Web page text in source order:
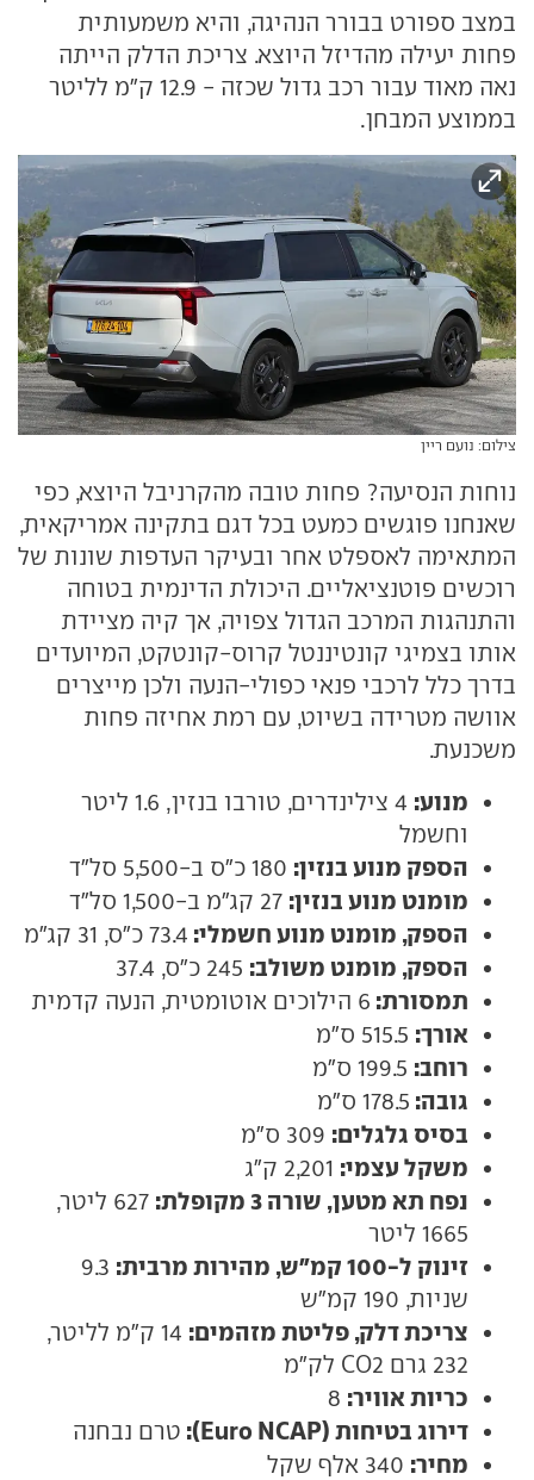
במצב ספורט בבורר הנהיגה, והיא משמעותית
פחות יעילה מהדיזל היוצא. צריכת הדלק הייתה
נאה מאוד עבור רכב גדול שכזה - 12.9 ק"מ לליטר
בממוצע המבחן.
צילום: נועם ריין
נוחות הנסיעה? פחות טובה מהקרניבל היוצא, כפי
שאנחנו פוגשים כמעט בכל דגם בתקינה אמריקאית,
המתאימה לאספלט אחר ובעיקר העדפות שונות של
רוכשים פוטנציאליים. היכולת הדינמית בטוחה
והתנהגות המרכב הגדול צפויה, אך קיה מציידת
אותו בצמיגי קונטיננטל קרוס-קונטקט, המיועדים
בדרך כלל לרכבי פנאי כפולי-הנעה ולכן מייצרים
אוושה מטרידה בשיוט, עם רמת אחיזה פחות
משכנעת.
מנוע:
4 צילינדרים, טורבו בנזין, 1.6 ליטר
וחשמל
הספק מנוע בנזין:
מומנט מנוע בנזין:
הספק, מומנט מנוע חשמלי: 73.4 כ"ס, 31 קג"מ
הספק, מומנט משולב:
תמסורת: 6 הילוכים אוטומטית, הנעה קדמית
אורך:
רוחב:
גובה: 178.5 ס"מ
בסיס גלגלים:
משקל עצמי:
נפח תא מטען, שורה 3 מקופלת:
627 ליטר,
1665 ליטר
זינוק ל-100 קמ"ש, מהירות מרבית:
9.3
שניות, 190 קמ"ש
צריכת דלק, פליטת מזהמים:
14 ק"מ לליטר,
232 גרם CO2 לק"מ
כריות אוויר:
דירוג בטיחות (Euro NCAP): טרם נבחנה
מחיר: